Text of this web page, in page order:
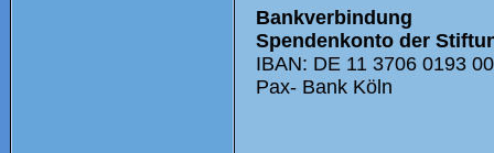
Bankverbindung
Spendenkonto der
IBAN: DE 11 3706 0193
Pax- Bank Köln